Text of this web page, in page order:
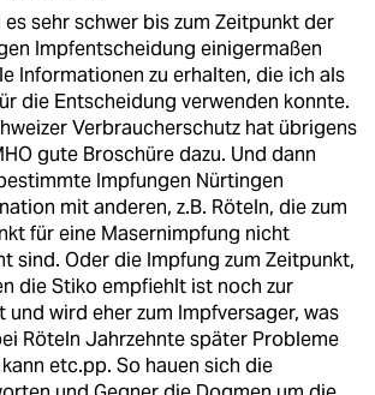
es sehr schwer bis zum Zeitpunkt der
Impfentscheidung einigermaßen
Informationen zu erhalten, die ich als
die Entscheidung verwenden konnte.
Verbraucherschutz hat übrigens
gute Broschüre dazu. Und dann
Impfungen Nürtingen
mit anderen, z.B. Röteln, die zum
für eine Masernimpfung nicht
sind. Oder die Impfung zum Zeitpunkt,
die Stiko empfiehlt ist noch zur
und wird eher zum Impfversager, was
Röteln Jahrzehnte später Probleme
etc.pp. So hauen sich die